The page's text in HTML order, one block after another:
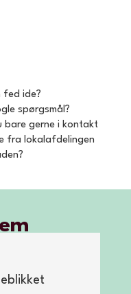
fed ide?
spørgsmål?
bare gerne i kontakt
fra lokalafdelingen